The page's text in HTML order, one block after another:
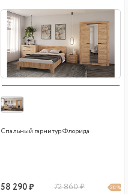
Спальный гарнитур Флорида
58 290 ₽ 72 860 ₽ 20 %